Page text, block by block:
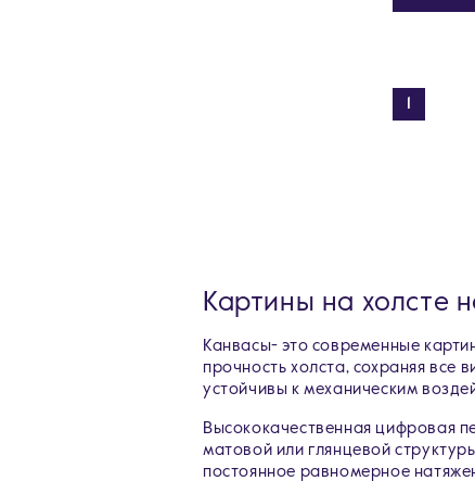
Картины на холсте
Канвасы- это современные
прочность холста, сохраняя все
устойчивы к механическим
Высококачественная цифровая
матовой или глянцевой
постоянное равномерное